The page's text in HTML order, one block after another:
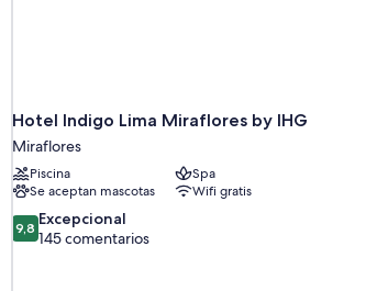
Hotel Indigo Lima Miraflores by IHG
Miraflores
Piscina
Spa
Se aceptan mascotas
Wifi gratis
9.8
sobre
9,8 Excepcional
145 comentarios